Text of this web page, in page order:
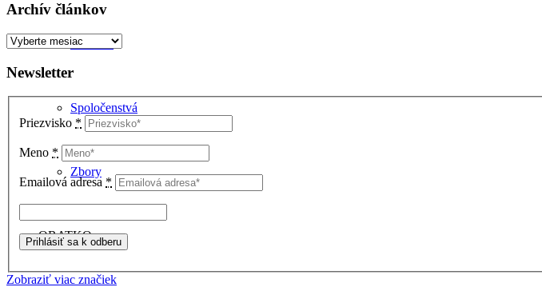
Sviatosti
Spoločenstvá
Zbory
ORATKO
Archív článkov
Archív
Newsletter
Priezvisko *
Meno *
Emailová adresa *
Zobraziť viac značiek